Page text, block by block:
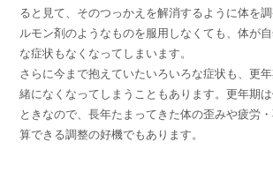
ると見て、そのつっかえを解消するように体を
ルモン剤のようなものを服用しなくても、体が
な症状もなくなってしまいます。
さらに今まで抱えていたいろいろな症状も、更
緒になくなってしまうこともあります。更年期
ときなので、長年たまってきた体の歪みや疲労
算できる調整の好機でもあります。